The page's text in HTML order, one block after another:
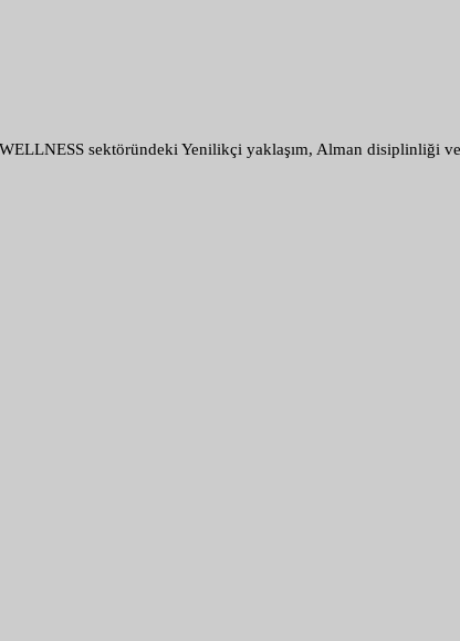
sektöründeki Yenilikçi yaklaşım, Alman disiplinliği